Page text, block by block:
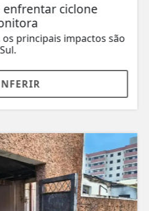
enfrentar ciclone
principais impactos são